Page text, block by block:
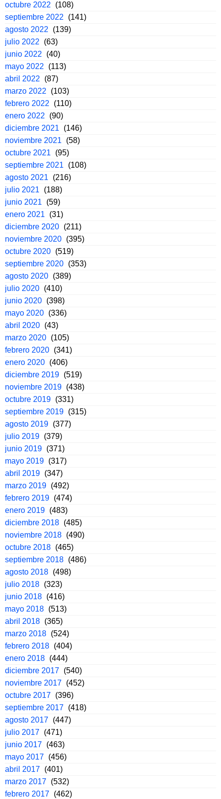
octubre 2022
(108)
septiembre 2022
(141)
agosto 2022
(139)
julio 2022
(63)
junio 2022
(40)
mayo 2022
(113)
abril 2022
(87)
marzo 2022
(103)
febrero 2022
(110)
enero 2022
(90)
diciembre 2021
(146)
noviembre 2021
(58)
octubre 2021
(95)
septiembre 2021
(108)
agosto 2021
(216)
julio 2021
(188)
junio 2021
(59)
enero 2021
(31)
diciembre 2020 (211)
noviembre 2020 (395)
octubre 2020 (519)
septiembre 2020 (353)
agosto 2020 (389)
julio 2020 (410)
junio 2020 (398)
mayo 2020 (336)
abril 2020 (43)
marzo 2020 (105)
febrero 2020 (341)
enero 2020 (406)
diciembre 2019 (519)
noviembre 2019 (438)
octubre 2019 (331)
septiembre 2019 (315)
agosto 2019 (377)
julio 2019 (379)
junio 2019 (371)
mayo 2019 (317)
abril 2019 (347)
marzo 2019 (492)
febrero 2019 (474)
enero 2019 (483)
diciembre 2018 (485)
noviembre 2018 (490)
octubre 2018 (465)
septiembre 2018 (486)
agosto 2018 (498)
julio 2018 (323)
junio 2018 (416)
mayo 2018 (513)
abril 2018 (365)
marzo 2018 (524)
febrero 2018 (404)
enero 2018 (444)
diciembre 2017 (540)
noviembre 2017 (452)
octubre 2017 (396)
septiembre 2017 (418)
agosto 2017 (447)
julio 2017 (471)
junio 2017 (463)
mayo 2017 (456)
abril 2017 (401)
marzo 2017 (532)
febrero 2017 (462)